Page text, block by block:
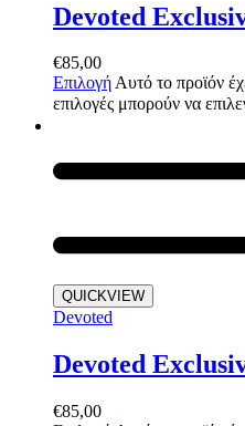
Devoted
€85,00
ΕπιλογήΑυτό το προϊόν
επιλογές μπορούν να
QUICKVIEW
Devoted
Devoted
€85,00